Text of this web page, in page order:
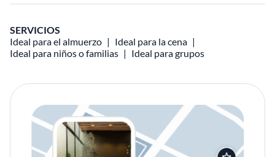
SERVICIOS
Ideal para el almuerzo
Ideal para la cena
Ideal para niños o familias
Ideal para grupos